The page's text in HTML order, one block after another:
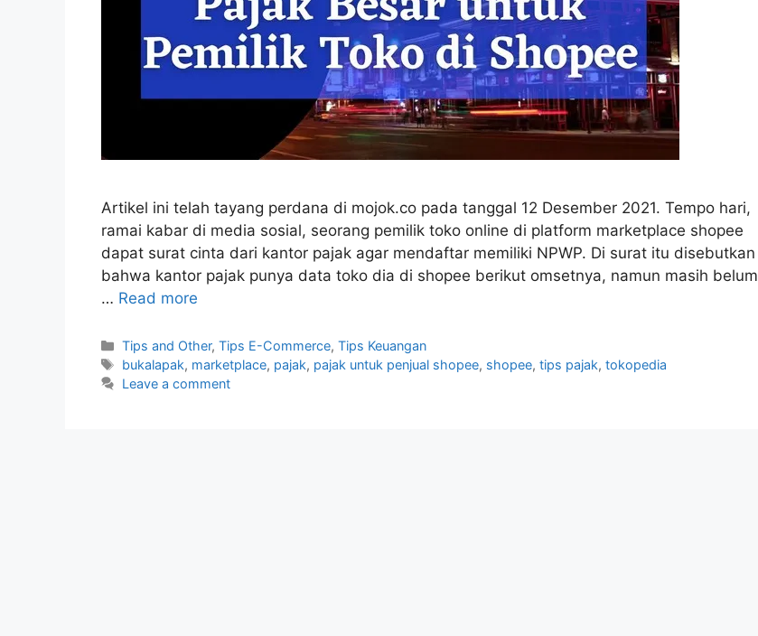
Artikel ini telah tayang perdana di mojok.co pada tanggal 12 Desember 2021. Tempo hari,
ramai kabar di media sosial, seorang pemilik toko online di platform marketplace shopee
dapat surat cinta dari kantor pajak agar mendaftar memiliki NPWP. Di surat itu disebutkan
bahwa kantor pajak punya data toko dia di shopee berikut omsetnya, namun masih belum
… Read more
Categories
Tips and Other,Tips E-Commerce,Tips Keuangan
Tags
bukalapak, marketplace, pajak, pajak untuk penjual shopee, shopee,tips pajak,tokopedia
Leave a comment